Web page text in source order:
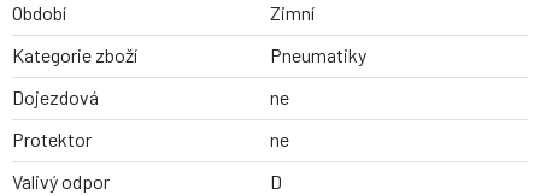
Období
Zimní
Kategorie zboží
Pneumatiky
Dojezdová
ne
Protektor
ne
Valivý odpor
D